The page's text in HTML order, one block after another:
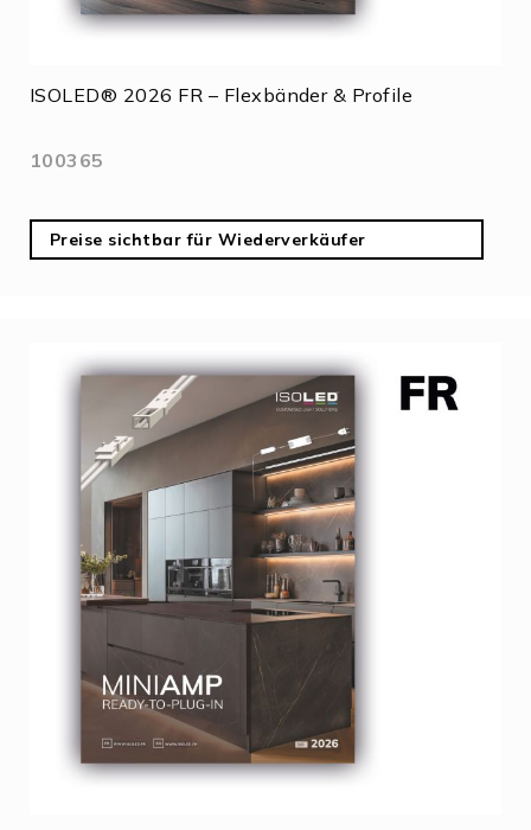
ISOLED® 2026 FR – Flexbänder & Profile
100365
Preise sichtbar für Wiederverkäufer